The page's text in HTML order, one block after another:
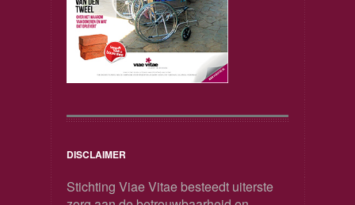
DISCLAIMER
Stichting Viae Vitae besteedt uiterste